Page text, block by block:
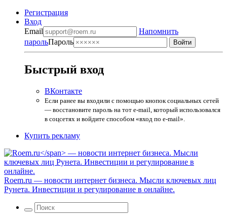
Регистрация
Вход
Email
Напомнить
парольПароль
Быстрый вход
ВКонтакте
Если ранее вы входили с помощью кнопок социальных сетей
— восстановите пароль на тот e-mail, который использовался
в соцсетях и войдите способом «вход по e-mail».
Купить рекламу
Roem.ru — новости интернет бизнеса. Мысли ключевых лиц
Рунета. Инвестиции и регулирование в онлайне.